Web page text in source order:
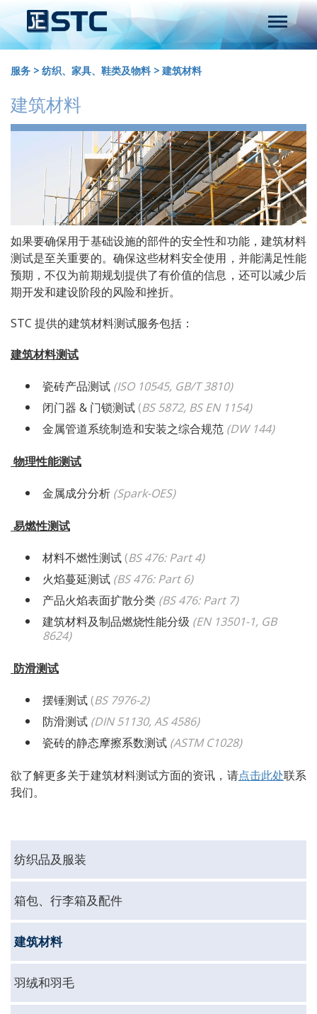
服务 > 纺织、家具、鞋类及物料 > 建筑材料
建筑材料
如果要确保用于基础设施的部件的安全性和功能，建筑材料
测试是至关重要的。确保这些材料安全使用，并能满足性能
预期，不仅为前期规划提供了有价值的信息，还可以减少后
期开发和建设阶段的风险和挫折。
STC 提供的建筑材料测试服务包括：
建筑材料测试
瓷砖产品测试 (ISO 10545, GB/T 3810)
闭门器 & 门锁测试(BS 5872, BS EN 1154)
金属管道系统制造和安装之综合规范 (DW 144)
物理性能测试
金属成分分析 (Spark-OES)
易燃性测试
材料不燃性测试(BS 476: Part 4)
火焰蔓延测试 (BS 476: Part 6)
产品火焰表面扩散分类 (BS 476: Part 7)
建筑材料及制品燃烧性能分级 (EN 13501-1, GB
8624)
防滑测试
摆锤测试(BS 7976-2)
防滑测试 (DIN 51130, AS 4586)
瓷砖的静态摩擦系数测试 (ASTM C1028)
欲了解更多关于建筑材料测试方面的资讯，请点击此处联系
我们。
纺织品及服装
箱包、行李箱及配件
建筑材料
羽绒和羽毛